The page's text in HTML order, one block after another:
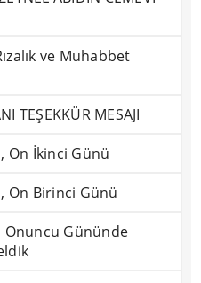
ve Muhabbet
TEŞEKKÜR MESAJI
On İkinci Günü
On Birinci Günü
Onuncu Gününde